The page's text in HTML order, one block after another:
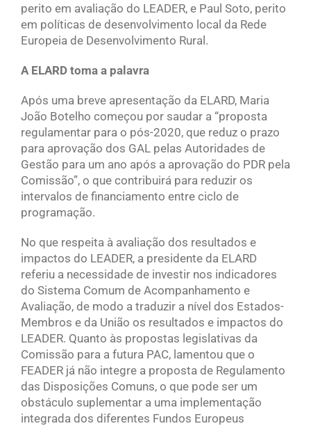
perito em avaliação do LEADER, e Paul Soto, perito
em políticas de desenvolvimento local da Rede
Europeia de Desenvolvimento Rural.
A ELARD toma a palavra
Após uma breve apresentação da ELARD, Maria
João Botelho começou por saudar a “proposta
regulamentar para o pós-2020, que reduz o prazo
para aprovação dos GAL pelas Autoridades de
Gestão para um ano após a aprovação do PDR pela
Comissão”, o que contribuirá para reduzir os
intervalos de financiamento entre ciclo de
programação.
No que respeita à avaliação dos resultados e
impactos do LEADER, a presidente da ELARD
referiu a necessidade de investir nos indicadores
do Sistema Comum de Acompanhamento e
Avaliação, de modo a traduzir a nível dos Estados-
Membros e da União os resultados e impactos do
LEADER. Quanto às propostas legislativas da
Comissão para a futura PAC, lamentou que o
FEADER já não integre a proposta de Regulamento
das Disposições Comuns, o que pode ser um
obstáculo suplementar a uma implementação
integrada dos diferentes Fundos Europeus